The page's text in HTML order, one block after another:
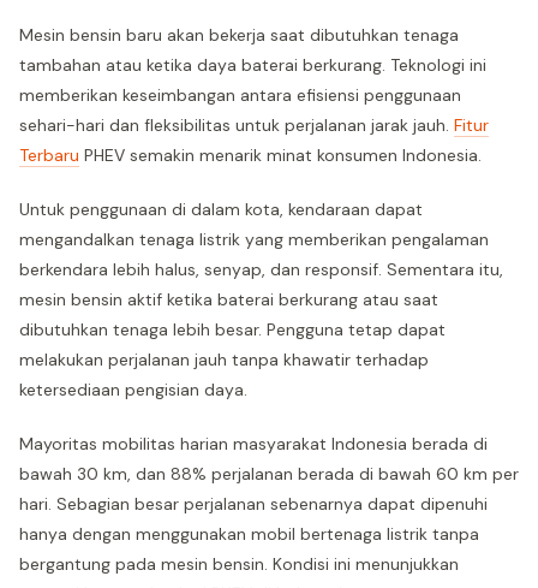
Mesin bensin baru akan bekerja saat dibutuhkan tenaga
tambahan atau ketika daya baterai berkurang. Teknologi ini
memberikan keseimbangan antara efisiensi penggunaan
sehari-hari dan fleksibilitas untuk perjalanan jarak jauh. Fitur
Terbaru PHEV semakin menarik minat konsumen Indonesia.
Untuk penggunaan di dalam kota, kendaraan dapat
mengandalkan tenaga listrik yang memberikan pengalaman
berkendara lebih halus, senyap, dan responsif. Sementara itu,
mesin bensin aktif ketika baterai berkurang atau saat
dibutuhkan tenaga lebih besar. Pengguna tetap dapat
melakukan perjalanan jauh tanpa khawatir terhadap
ketersediaan pengisian daya.
Mayoritas mobilitas harian masyarakat Indonesia berada di
bawah 30 km, dan 88% perjalanan berada di bawah 60 km per
hari. Sebagian besar perjalanan sebenarnya dapat dipenuhi
hanya dengan menggunakan mobil bertenaga listrik tanpa
bergantung pada mesin bensin. Kondisi ini menunjukkan